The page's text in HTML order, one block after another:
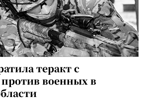
теракт с
военных в